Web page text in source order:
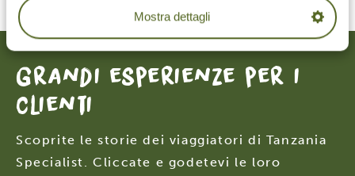
Mostra dettagli
Grandi esperienze per i
clienti
Scoprite le storie dei viaggiatori di Tanzania
Specialist. Cliccate e godetevi le loro